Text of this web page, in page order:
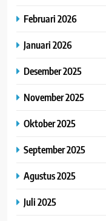
Februari 2026
Januari 2026
Desember 2025
November 2025
Oktober 2025
September 2025
Agustus 2025
Juli 2025